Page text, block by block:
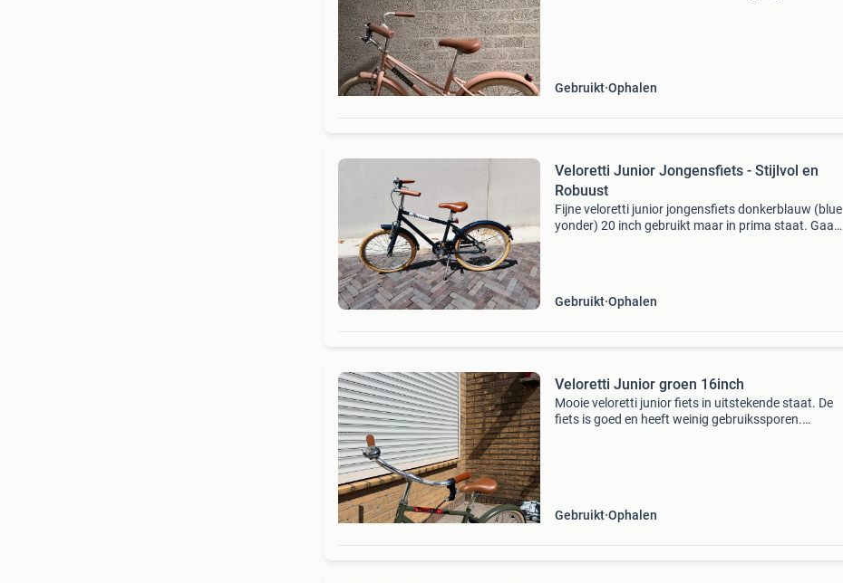
Gebruikt Ophalen
Veloretti Junior Jongensfiets - Stijlvol en
Robuust
Fijne veloretti junior jongensfiets donkerblauw (blue
yonder) 20 inch gebruikt maar in prima staat. Gaat
Gebruikt Ophalen
Veloretti Junior groen 16inch
Mooie veloretti junior fiets in uitstekende staat. De
fiets is goed en heeft weinig gebruikssporen.
Gebruikt Ophalen